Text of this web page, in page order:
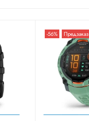
-56% Предзаказ